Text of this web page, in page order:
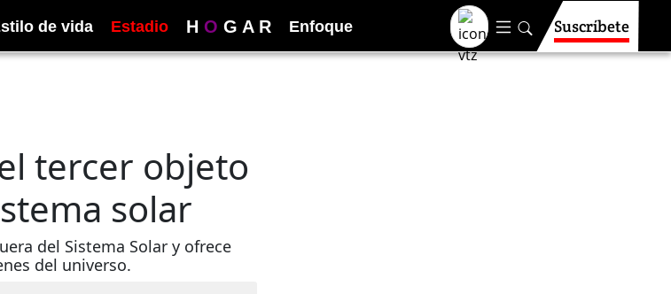
de vida Estadio H O G A R Enfoque Suscríbete
tercer objeto
solar
del Sistema Solar y ofrece
del universo.